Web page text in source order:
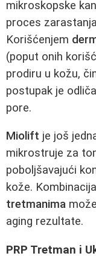
mikroskopske
proces
Korišćenjem
(poput onih
prodiru u kožu,
postupak je
pore.
Miolift je još
mikrostruje za
poboljšavajući
kože. Kombinacija
tretmanima
aging rezultate.
PRP Tretman i